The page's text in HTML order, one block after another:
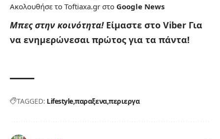
Ακολουθήσε το Toftiaxa.gr στο Google News
Μπες στην κοινότητα! Είμαστε στο Viber Για
να ενημερώνεσαι πρώτος για τα πάντα!
TAGGED: Lifestyleπαραξεναπεριεργα